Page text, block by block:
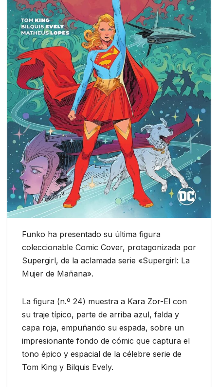
Funko ha presentado su última figura
coleccionable Comic Cover, protagonizada por
Supergirl, de la aclamada serie «Supergirl: La
Mujer de Mañana».
La figura (n.º 24) muestra a Kara Zor-El con
su traje típico, parte de arriba azul, falda y
capa roja, empuñando su espada, sobre un
impresionante fondo de cómic que captura el
tono épico y espacial de la célebre serie de
Tom King y Bilquis Evely.